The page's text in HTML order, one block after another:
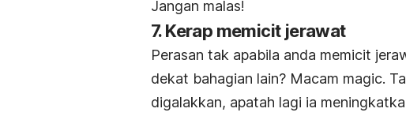
Jangan malas!
7. Kerap memicit jerawat
Perasan tak apabila anda memicit
dekat bahagian lain? Macam magic.
digalakkan, apatah lagi ia